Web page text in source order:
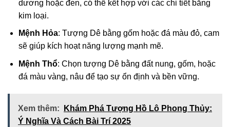
dương hoặc đen, có thể kết hợp với các chi tiết bằng
kim loại.
Mệnh Hỏa: Tượng Dê bằng gốm hoặc đá màu đỏ, cam
sẽ giúp kích hoạt năng lượng mạnh mẽ.
Mệnh Thổ: Chọn tượng Dê bằng đất nung, gốm, hoặc
đá màu vàng, nâu để tạo sự ổn định và bền vững.
Xem thêm:
Khám Phá Tượng Hồ Lô Phong Thủy:
Ý Nghĩa Và Cách Bài Trí 2025